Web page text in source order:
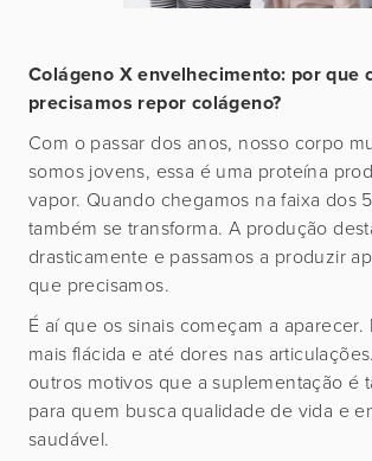
Colágeno X envelhecimento: por que
precisamos repor colágeno?
Com o passar dos anos, nosso corpo
somos jovens, essa é uma proteína
vapor. Quando chegamos na faixa dos
também se transforma. A produção
drasticamente e passamos a produzir
que precisamos.
É aí que os sinais começam a aparecer.
mais flácida e até dores nas
outros motivos que a suplementação é
para quem busca qualidade de vida e
saudável.